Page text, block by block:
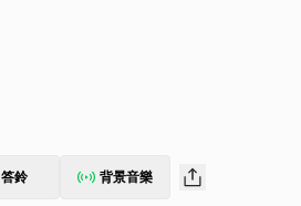
答鈴 背景音樂